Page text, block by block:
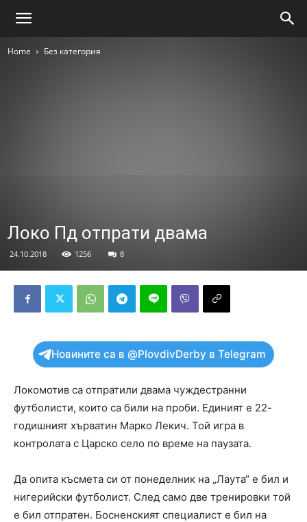
Home Без категория
Локо Пд отпрати двама
24.10.2018 1256 8
Новините са в @PlovdivDerby в Telegram
Локомотив са отпратили двама чуждестранни
футболисти, които са били на проби. Единият е 22-
годишният хърватин Марко Лекич. Той игра в
контролата с Царско село по време на паузата.
Да опита късмета си от понеделник на „Лаута“ е бил и
нигерийски футболист. След само две тренировки той
е бил отпратен. Босненският специалист е бил на